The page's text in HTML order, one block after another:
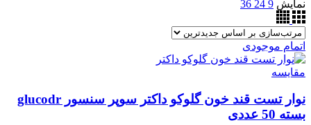
نمایش 9
24
36
اتمام موجودی
مقایسه
نوار تست قند خون گلوکو داکتر سوپر سنسور glucodr
بسته 50 عددی